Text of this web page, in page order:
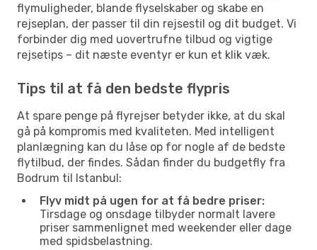
flymuligheder, blande flyselskaber og skabe en
rejseplan, der passer til din rejsestil og dit budget. Vi
forbinder dig med uovertrufne tilbud og vigtige
rejsetips – dit næste eventyr er kun et klik væk.
Tips til at få den bedste flypris
At spare penge på flyrejser betyder ikke, at du skal
gå på kompromis med kvaliteten. Med intelligent
planlægning kan du låse op for nogle af de bedste
flytilbud, der findes. Sådan finder du budgetfly fra
Bodrum til Istanbul:
Flyv midt på ugen for at få bedre priser:
Tirsdage og onsdage tilbyder normalt lavere
priser sammenlignet med weekender eller dage
med spidsbelastning.